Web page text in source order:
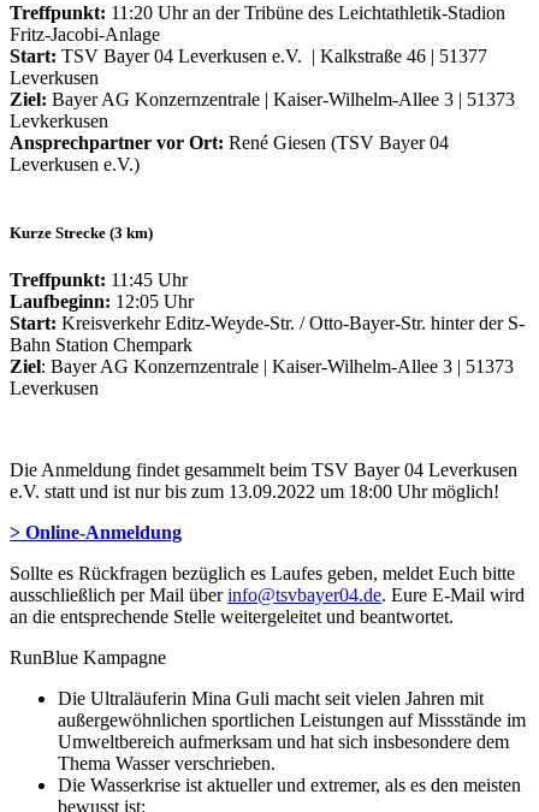
Treffpunkt: 11:20 Uhr an der Tribüne des Leichtathletik-Stadion
Fritz-Jacobi-Anlage
Start: TSV Bayer 04 Leverkusen e.V. | Kalkstraße 46 | 51377
Leverkusen
Ziel: Bayer AG Konzernzentrale | Kaiser-Wilhelm-Allee 3 | 51373
Levkerkusen
Ansprechpartner vor Ort: René Giesen (TSV Bayer 04
Leverkusen e.V.)
Kurze Strecke (3 km)
Treffpunkt: 11:45 Uhr
Laufbeginn: 12:05 Uhr
Start: Kreisverkehr Editz-Weyde-Str. / Otto-Bayer-Str. hinter der S-
Bahn Station Chempark
Ziel: Bayer AG Konzernzentrale | Kaiser-Wilhelm-Allee 3 | 51373
Leverkusen
Die Anmeldung findet gesammelt beim TSV Bayer 04 Leverkusen
e.V. statt und ist nur bis zum 13.09.2022 um 18:00 Uhr möglich!
> Online-Anmeldung
Sollte es Rückfragen bezüglich es Laufes geben, meldet Euch bitte
ausschließlich per Mail überinfo@tsvbayer04.de. Eure E-Mail wird
an die entsprechende Stelle weitergeleitet und beantwortet.
RunBlue Kampagne
Die Ultraläuferin Mina Guli macht seit vielen Jahren mit
außergewöhnlichen sportlichen Leistungen auf Missstände im
Umweltbereich aufmerksam und hat sich insbesondere dem
Thema Wasser verschrieben.
Die Wasserkrise ist aktueller und extremer, als es den meisten
bewusst ist: